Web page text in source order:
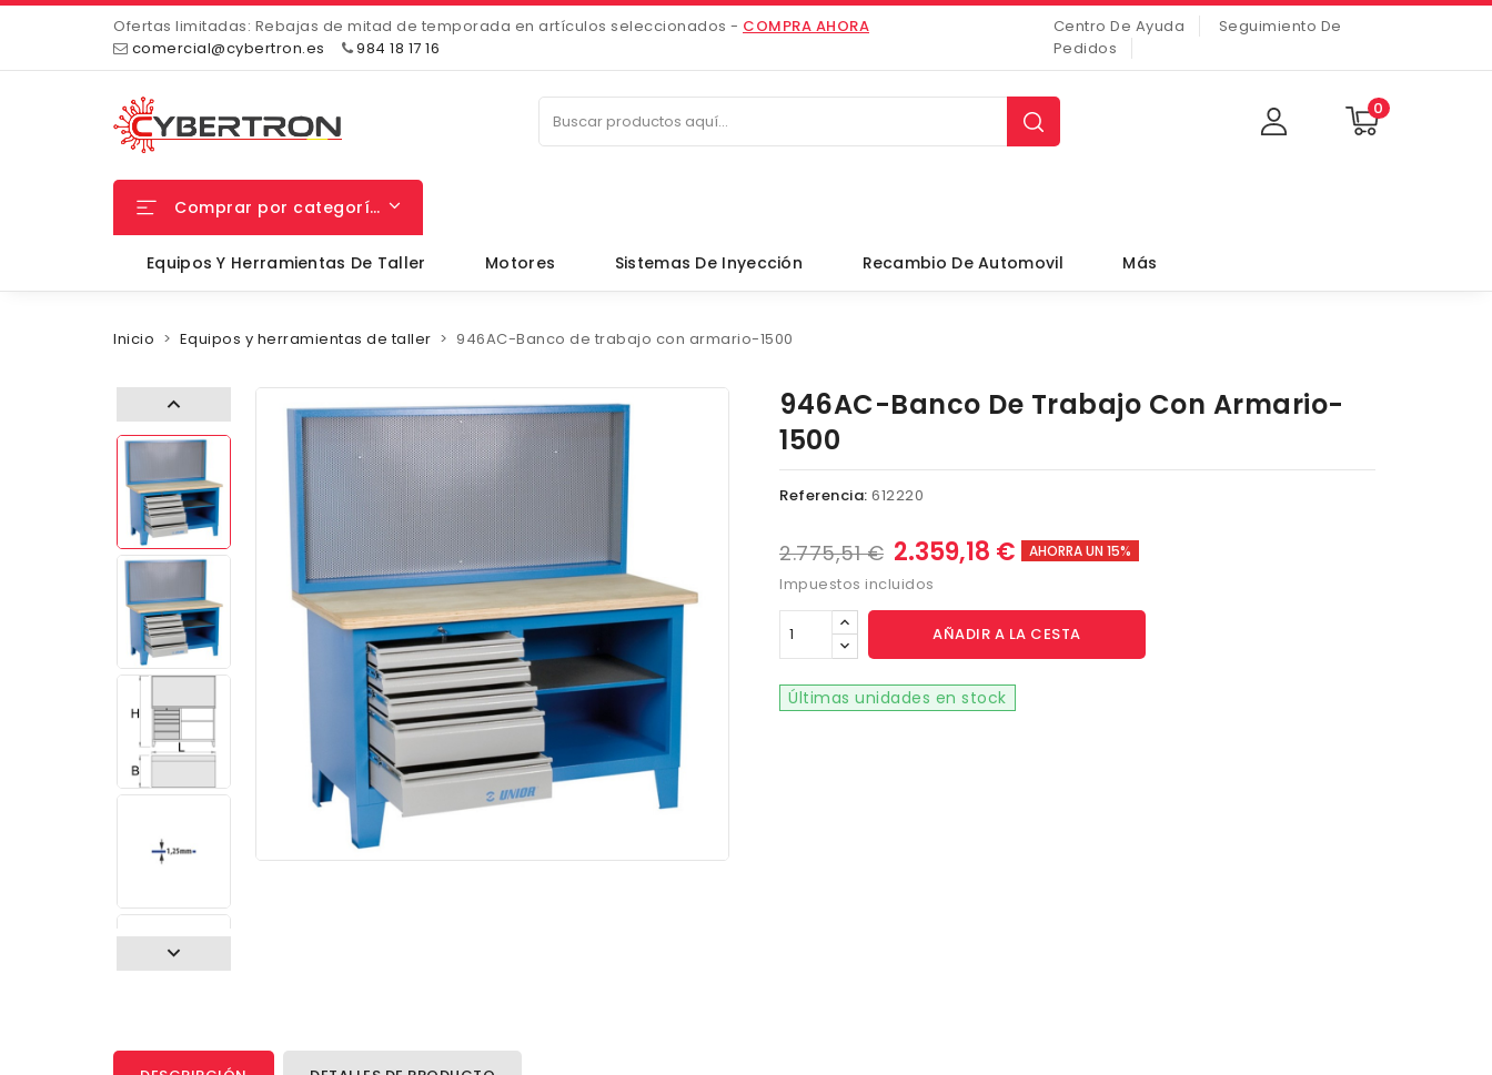
Ofertas limitadas: Rebajas de mitad de temporada en artículos seleccionados - COMPRA AHORA
comercial@cybertron.es
984 18 17 16
Centro De Ayuda
Seguimiento De
Pedidos
0
Comprar por categorías
Equipos Y Herramientas De Taller Motores Sistemas De Inyección Recambio De Automovil Más
Inicio Equipos y herramientas de taller 946AC-Banco de trabajo con armario-1500
946AC-Banco De Trabajo Con Armario-
1500
Referencia: 612220
2.775,51 € 2.359,18 € AHORRA UN 15%
Impuestos incluidos
AÑADIR A LA CESTA
Últimas unidades en stock